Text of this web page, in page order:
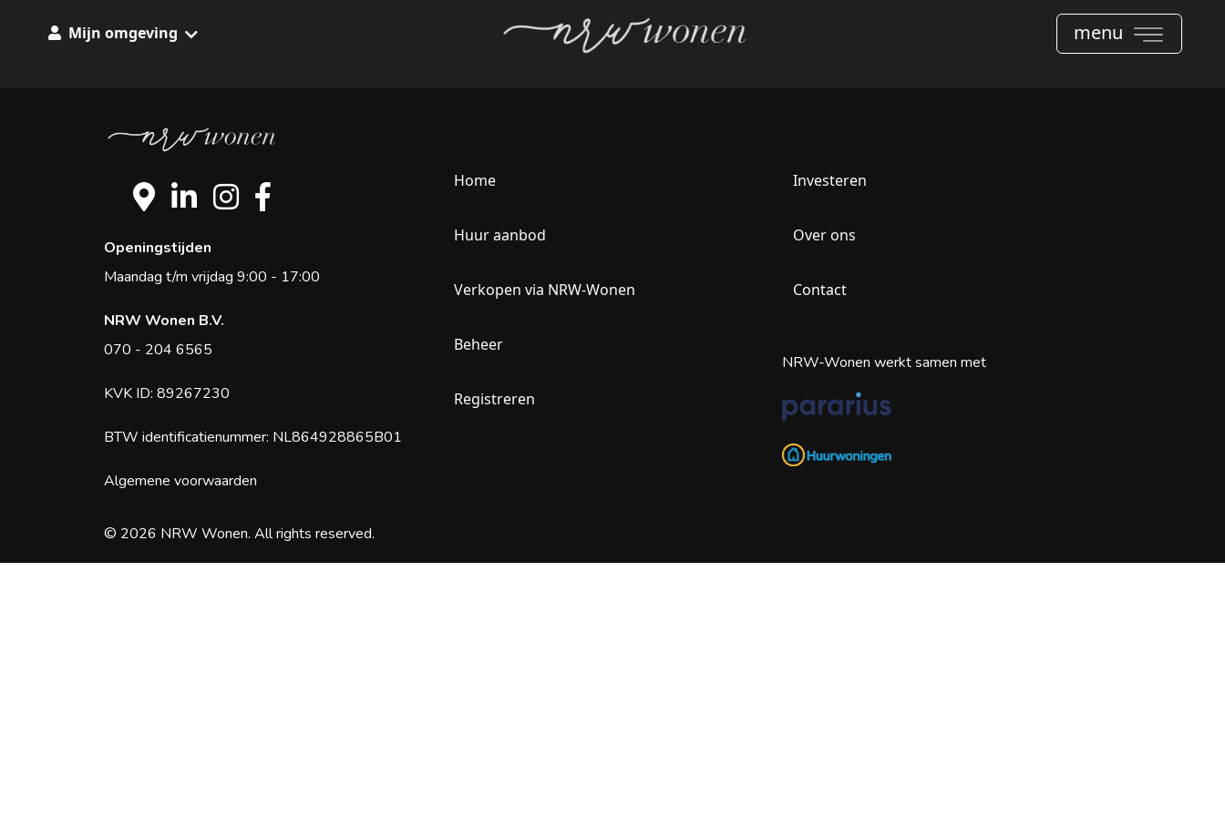
Mijn omgeving menu
Openingstijden
Maandag t/m vrijdag 9:00 - 17:00
NRW Wonen B.V.
070 - 204 6565
KVK ID: 89267230
BTW identificatienummer: NL864928865B01
Algemene voorwaarden
Home
Huur aanbod
Verkopen via NRW-Wonen
Beheer
Registreren
Investeren
Over ons
Contact
NRW-Wonen werkt samen met
© 2026 NRW Wonen. All rights reserved.